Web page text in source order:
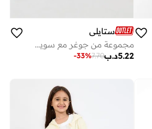
ستايلي
مجموعة من جوغر مع سويت شيرت بأكتاف منخفضة
د.ب5.22
7.70
-33%